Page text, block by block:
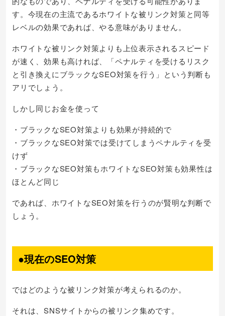
す。今現在の主流であるホワイトな被リンク対策と同等
レベルの効果であれば、やる意味がありません。
ホワイトな被リンク対策よりも上位表示されるスピード
が速く、効果も高ければ、「ペナルティを受けるリスク
と引き換えにブラックなSEO対策を行う」という判断も
アリでしょう。
しかし同じお金を使って
・ブラックなSEO対策よりも効果が持続的で
・ブラックなSEO対策では受けてしまうペナルティを受
けず
・ブラックなSEO対策もホワイトなSEO対策も効果性は
ほとんど同じ
であれば、ホワイトなSEO対策を行うのが賢明な判断で
しょう。
●現在のSEO対策
ではどのような被リンク対策が考えられるのか。
それは、SNSサイトからの被リンク集めです。